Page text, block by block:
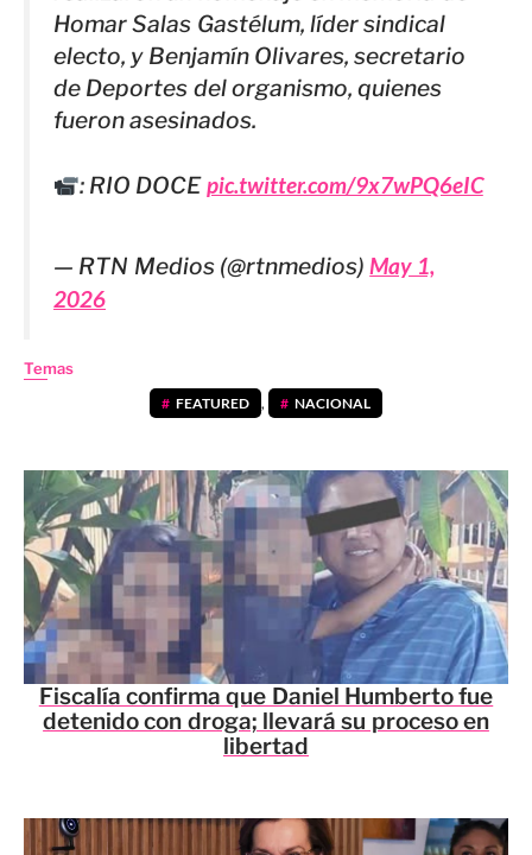
Homar Salas Gastélum, líder sindical
electo, y Benjamín Olivares, secretario
de Deportes del organismo, quienes
fueron asesinados.
: RIO DOCEpic.twitter.com/9x7wPQ6eIC
— RTN Medios (@rtnmedios)May 1,
2026
Temas
FEATURED , NACIONAL
Fiscalía confirma que Daniel Humberto fue
detenido con droga; llevará su proceso en
libertad